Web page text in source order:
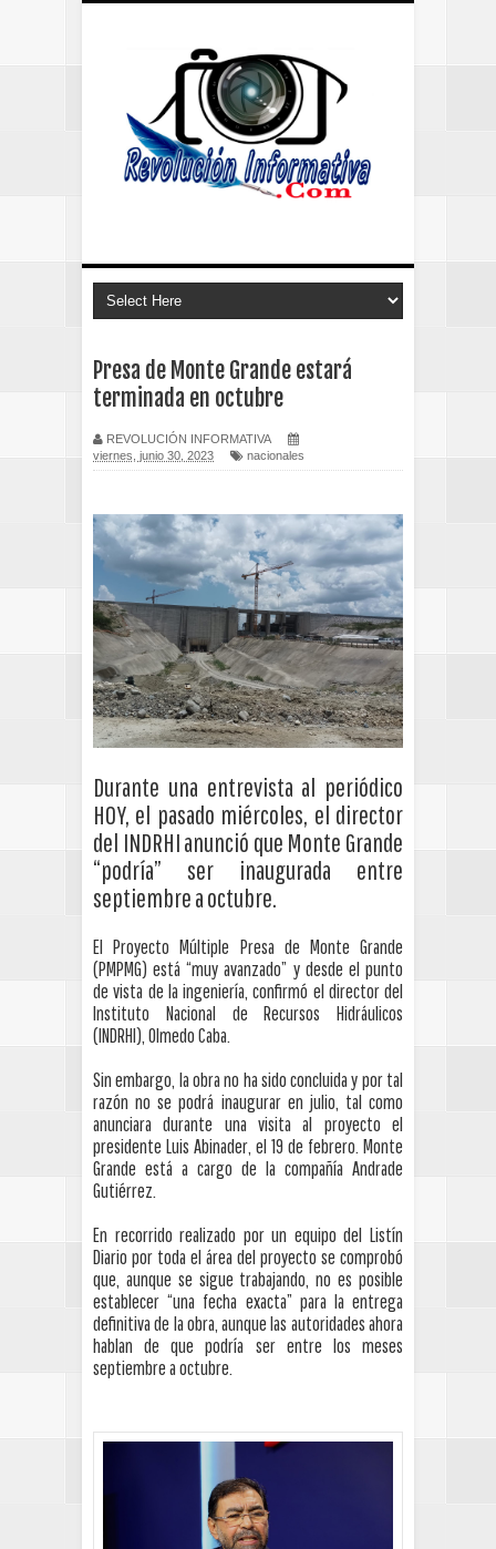
Presa de Monte Grande estará
terminada en octubre
REVOLUCIÓN INFORMATIVA
viernes, junio 30, 2023
nacionales
Durante una entrevista al periódico
HOY, el pasado miércoles, el director
del INDRHI anunció que Monte Grande
“podría” ser inaugurada entre
septiembre a octubre.
El Proyecto Múltiple Presa de Monte Grande
(PMPMG) está “muy avanzado” y desde el punto
de vista de la ingeniería, confirmó el director del
Instituto Nacional de Recursos Hidráulicos
(INDRHI), Olmedo Caba.
Sin embargo, la obra no ha sido concluida y por tal
razón no se podrá inaugurar en julio, tal como
anunciara durante una visita al proyecto el
presidente Luis Abinader, el 19 de febrero. Monte
Grande está a cargo de la compañía Andrade
Gutiérrez.
En recorrido realizado por un equipo del Listín
Diario por toda el área del proyecto se comprobó
que, aunque se sigue trabajando, no es posible
establecer “una fecha exacta” para la entrega
definitiva de la obra, aunque las autoridades ahora
hablan de que podría ser entre los meses
septiembre a octubre.